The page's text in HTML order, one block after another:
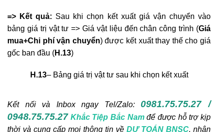
H.11– Giao diện Kết xuất chi phí vận chuyển
- Sau khi chọn lệnh kết xuất > Xuất hiện hộp thoại Kết xuất
chuyển đang chọn” > ChọnĐồng ý(H.12)
=> Kết quả:
Sau khi chọn kết xuất giá vận chuyển vào